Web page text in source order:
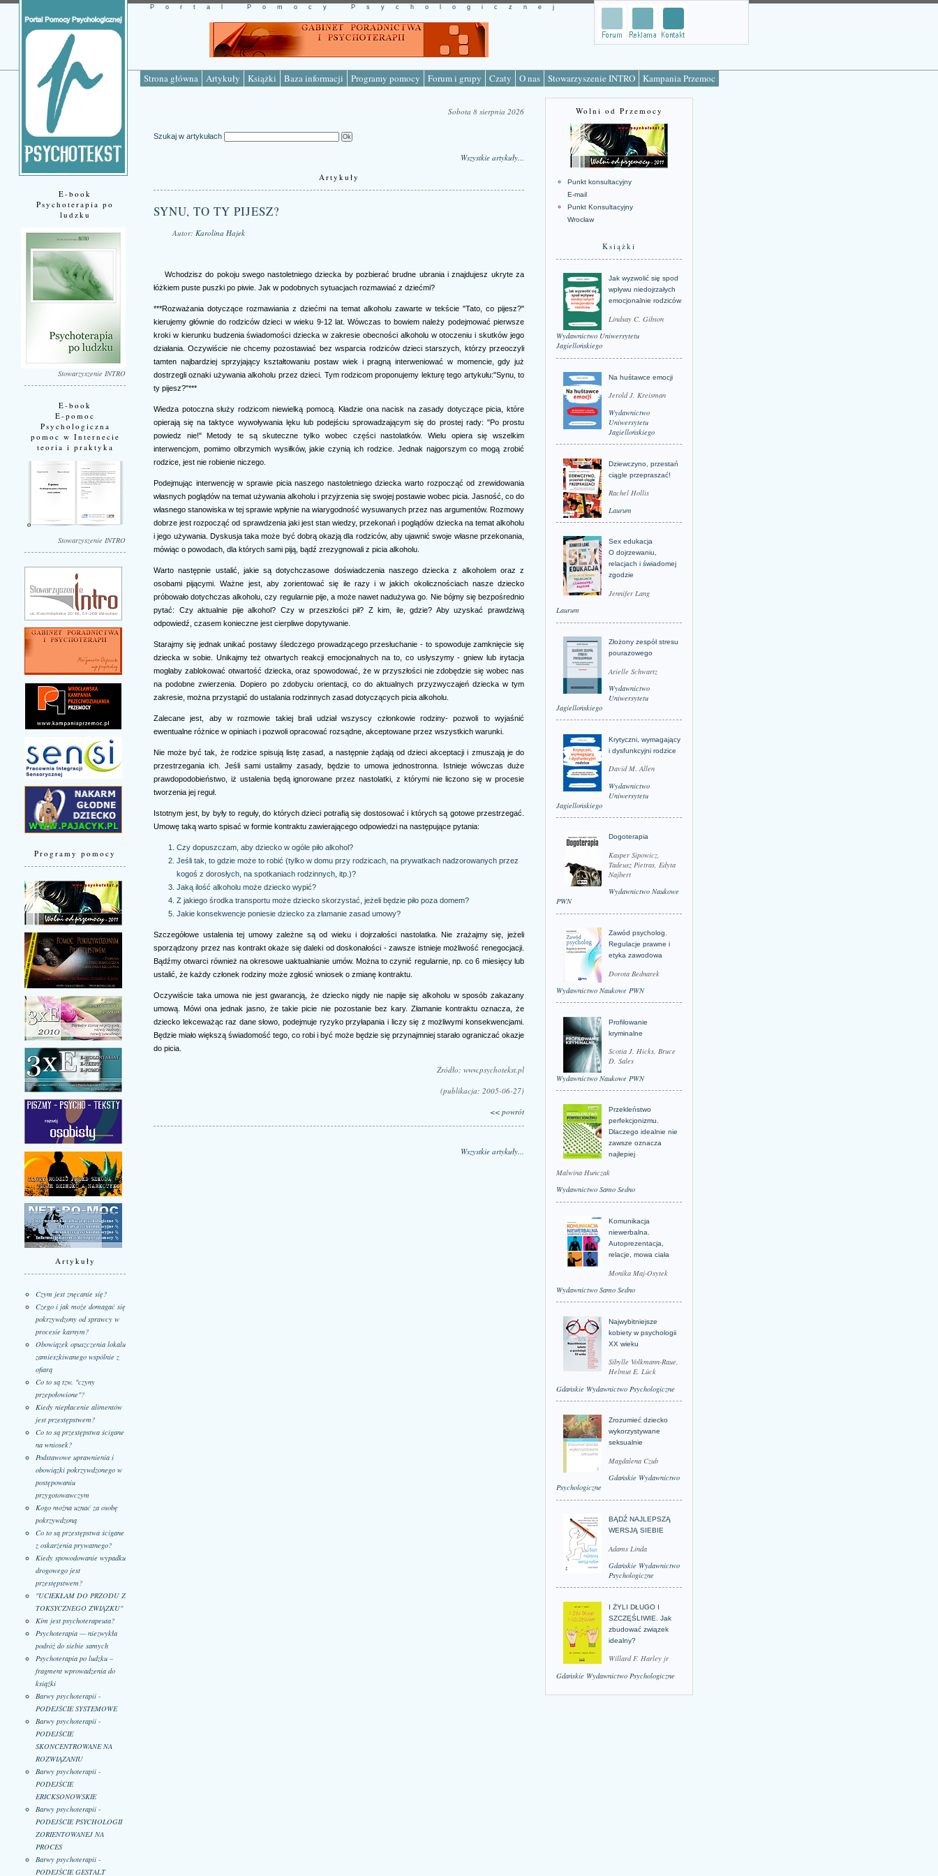
Strona główna Artykuły Książki Baza informacji Programy pomocy Forum i grupy Czaty O nas Stowarzyszenie INTRO Kampania Przemoc
Portal Pomocy Psychologicznej
E-book
Psychoterapia po
ludzku
Stowarzyszenie INTRO
E-book
E-pomoc
Psychologiczna
pomoc w Internecie
teoria i praktyka
Stowarzyszenie INTRO
Programy pomocy
Artykuły
Czym jest znęcanie się?
Czego i jak może domagać się
pokrzywdzony od sprawcy w
procesie karnym?
Obowiązek opuszczenia lokalu
zamieszkiwanego wspólnie z
ofiarą
Co to są tzw. "czyny
przepołowione"?
Kiedy niepłacenie alimentów
jest przestępstwem?
Co to są przestępstwa ścigane
na wniosek?
Podstawowe uprawnienia i
obowiązki pokrzywdzonego w
postępowaniu
przygotowawczym
Kogo można uznać za osobę
pokrzywdzoną
Co to są przestępstwa ścigane
z oskarżenia prywatnego?
Kiedy spowodowanie wypadku
drogowego jest
przestępstwem?
"UCIEKŁAM DO PRZODU Z
TOKSYCZNEGO ZWIĄZKU"
Kim jest psychoterapeuta?
Psychoterapia — niezwykła
podróż do siebie samych
Psychoterapia po ludzku –
fragment wprowadzenia do
książki
Barwy psychoterapii -
PODEJŚCIE SYSTEMOWE
Barwy psychoterapii -
PODEJŚCIE
SKONCENTROWANE NA
ROZWIĄZANIU
Barwy psychoterapii -
PODEJŚCIE
ERICKSONOWSKIE
Barwy psychoterapii -
PODEJŚCIE PSYCHOLOGII
ZORIENTOWANEJ NA
PROCES
Barwy psychoterapii -
PODEJŚCIE GESTALT
Sobota 8 sierpnia 2026
Szukaj w artykułach
Wszystkie artykuły...
Artykuły
SYNU, TO TY PIJESZ?
Autor: Karolina Hajek
Wchodzisz do pokoju swego nastoletniego dziecka by pozbierać brudne ubrania i znajdujesz ukryte za
łóżkiem puste puszki po piwie. Jak w podobnych sytuacjach rozmawiać z dziećmi?
***Rozważania dotyczące rozmawiania z dziećmi na temat alkoholu zawarte w tekście "Tato, co pijesz?"
kierujemy głównie do rodziców dzieci w wieku 9-12 lat. Wówczas to bowiem należy podejmować pierwsze
kroki w kierunku budzenia świadomości dziecka w zakresie obecności alkoholu w otoczeniu i skutków jego
działania. Oczywiście nie chcemy pozostawiać bez wsparcia rodziców dzieci starszych, którzy przeoczyli
tamten najbardziej sprzyjający kształtowaniu postaw wiek i pragną interweniować w momencie, gdy już
dostrzegli oznaki używania alkoholu przez dzieci. Tym rodzicom proponujemy lekturę tego artykułu:"Synu, to
ty pijesz?"***
Wiedza potoczna służy rodzicom niewielką pomocą. Kładzie ona nacisk na zasady dotyczące picia, które
opierają się na taktyce wywoływania lęku lub podejściu sprowadzającym się do prostej rady: "Po prostu
powiedz nie!" Metody te są skuteczne tylko wobec części nastolatków. Wielu opiera się wszelkim
interwencjom, pomimo olbrzymich wysiłków, jakie czynią ich rodzice. Jednak najgorszym co mogą zrobić
rodzice, jest nie robienie niczego.
Podejmując interwencję w sprawie picia naszego nastoletniego dziecka warto rozpocząć od zrewidowania
własnych poglądów na temat używania alkoholu i przyjrzenia się swojej postawie wobec picia. Jasność, co do
własnego stanowiska w tej sprawie wpłynie na wiarygodność wysuwanych przez nas argumentów. Rozmowy
dobrze jest rozpocząć od sprawdzenia jaki jest stan wiedzy, przekonań i poglądów dziecka na temat alkoholu
i jego używania. Dyskusja taka może być dobrą okazją dla rodziców, aby ujawnić swoje własne przekonania,
mówiąc o powodach, dla których sami piją, bądź zrezygnowali z picia alkoholu.
Warto następnie ustalić, jakie są dotychczasowe doświadczenia naszego dziecka z alkoholem oraz z
osobami pijącymi. Ważne jest, aby zorientować się ile razy i w jakich okolicznościach nasze dziecko
próbowało dotychczas alkoholu, czy regularnie pije, a może nawet nadużywa go. Nie bójmy się bezpośrednio
pytać: Czy aktualnie pije alkohol? Czy w przeszłości pił? Z kim, ile, gdzie? Aby uzyskać prawdziwą
odpowiedź, czasem konieczne jest cierpliwe dopytywanie.
Starajmy się jednak unikać postawy śledczego prowadzącego przesłuchanie - to spowoduje zamknięcie się
dziecka w sobie. Unikajmy też otwartych reakcji emocjonalnych na to, co usłyszymy - gniew lub irytacja
mogłaby zablokować otwartość dziecka, oraz spowodować, że w przyszłości nie zdobędzie się wobec nas
na podobne zwierzenia. Dopiero po zdobyciu orientacji, co do aktualnych przyzwyczajeń dziecka w tym
zakresie, można przystąpić do ustalania rodzinnych zasad dotyczących picia alkoholu.
Zalecane jest, aby w rozmowie takiej brali udział wszyscy członkowie rodziny- pozwoli to wyjaśnić
ewentualne różnice w opiniach i pozwoli opracować rozsądne, akceptowane przez wszystkich warunki.
Nie może być tak, że rodzice spisują listę zasad, a następnie żądają od dzieci akceptacji i zmuszają je do
przestrzegania ich. Jeśli sami ustalimy zasady, będzie to umowa jednostronna. Istnieje wówczas duże
prawdopodobieństwo, iż ustalenia będą ignorowane przez nastolatki, z którymi nie liczono się w procesie
tworzenia jej reguł.
Istotnym jest, by były to reguły, do których dzieci potrafią się dostosować i których są gotowe przestrzegać.
Umowę taką warto spisać w formie kontraktu zawierającego odpowiedzi na następujące pytania:
Czy dopuszczam, aby dziecko w ogóle piło alkohol?
Jeśli tak, to gdzie może to robić (tylko w domu przy rodzicach, na prywatkach nadzorowanych przez
kogoś z dorosłych, na spotkaniach rodzinnych, itp.)?
Jaką ilość alkoholu może dziecko wypić?
Z jakiego środka transportu może dziecko skorzystać, jeżeli będzie piło poza domem?
Jakie konsekwencje poniesie dziecko za złamanie zasad umowy?
Szczegółowe ustalenia tej umowy zależne są od wieku i dojrzałości nastolatka. Nie zrażajmy się, jeżeli
sporządzony przez nas kontrakt okaże się daleki od doskonałości - zawsze istnieje możliwość renegocjacji.
Bądźmy otwarci również na okresowe uaktualnianie umów. Można to czynić regularnie, np. co 6 miesięcy lub
ustalić, że każdy członek rodziny może zgłosić wniosek o zmianę kontraktu.
Oczywiście taka umowa nie jest gwarancją, że dziecko nigdy nie napije się alkoholu w sposób zakazany
umową. Mówi ona jednak jasno, że takie picie nie pozostanie bez kary. Złamanie kontraktu oznacza, że
dziecko lekceważąc raz dane słowo, podejmuje ryzyko przyłapania i liczy się z możliwymi konsekwencjami.
Będzie miało większą świadomość tego, co robi i być może będzie się przynajmniej starało ograniczać okazje
do picia.
Źródło: www.psychotekst.pl
(publikacja: 2005-06-27)
<< powrót
Wszystkie artykuły...
Wolni od Przemocy
Punkt konsultacyjny
E-mail
Punkt Konsultacyjny
Wrocław
Książki
Jak wyzwolić się spod
wpływu niedojrzałych
emocjonalnie rodziców
Lindsay C. Gibson
Wydawnictwo Uniwersytetu
Jagiellońskiego
Na huśtawce emocji
Jerold J. Kreisman
Wydawnictwo
Uniwersytetu
Jagiellońskiego
Dziewczyno, przestań
ciągle przepraszać!
Rachel Hollis
Laurum
Sex edukacja
O dojrzewaniu,
relacjach i świadomej
zgodzie
Jennifer Lang
Laurum
Złożony zespół stresu
pourazowego
Arielle Schwartz
Wydawnictwo
Uniwersytetu
Jagiellońskiego
Krytyczni, wymagający
i dysfunkcyjni rodzice
David M. Allen
Wydawnictwo
Uniwersytetu
Jagiellońskiego
Dogoterapia
Kasper Sipowicz,
Tadeusz Pietras, Edyta
Najbert
Wydawnictwo Naukowe
PWN
Zawód psycholog.
Regulacje prawne i
etyka zawodowa
Dorota Bednarek
Wydawnictwo Naukowe PWN
Profilowanie
kryminalne
Scotia J. Hicks, Bruce
D. Sales
Wydawnictwo Naukowe PWN
Przekleństwo
perfekcjonizmu.
Dlaczego idealnie nie
zawsze oznacza
najlepiej
Malwina Huńczak
Wydawnictwo Samo Sedno
Komunikacja
niewerbalna.
Autoprezentacja,
relacje, mowa ciała
Monika Maj-Osytek
Wydawnictwo Samo Sedno
Najwybitniejsze
kobiety w psychologii
XX wieku
Sibylle Volkmann-Raue,
Helmut E. Lück
Gdańskie Wydawnictwo Psychologiczne
Zrozumieć dziecko
wykorzystywane
seksualnie
Magdalena Czub
Gdańskie Wydawnictwo
Psychologiczne
BĄDŹ NAJLEPSZĄ
WERSJĄ SIEBIE
Adams Linda
Gdańskie Wydawnictwo
Psychologiczne
I ŻYLI DŁUGO I
SZCZĘŚLIWIE. Jak
zbudować związek
idealny?
Willard F. Harley jr
Gdańskie Wydawnictwo Psychologiczne